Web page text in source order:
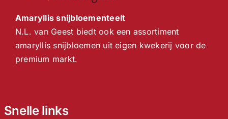
Amaryllis snijbloementeelt
N.L. van Geest biedt ook een assortiment
amaryllis snijbloemen uit eigen kwekerij voor de
premium markt.
Snelle links